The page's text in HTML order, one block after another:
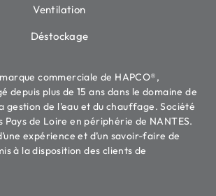
Ventilation
Déstockage
commerciale de HAPCO®,
depuis plus de 15 ans dans le domaine de
gestion de l’eau et du chauffage. Société
Pays de Loire en périphérie de NANTES.
expérience et d’un savoir-faire de
à la disposition des clients de